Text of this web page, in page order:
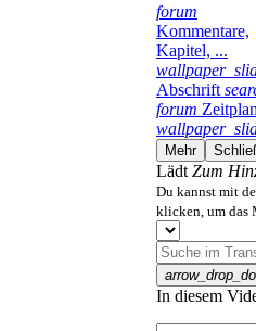
forum
Kommentare,
Kapitel, ...
Abschrift
forum Zeitplan
Mehr
Lädt Zum
Du kannst mit
klicken, um das
In diesem